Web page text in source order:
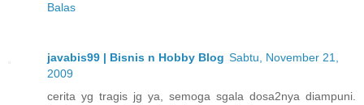
Balas
javabis99 | Bisnis n Hobby Blog Sabtu, November 21,
2009
cerita yg tragis jg ya, semoga sgala dosa2nya diampuni.